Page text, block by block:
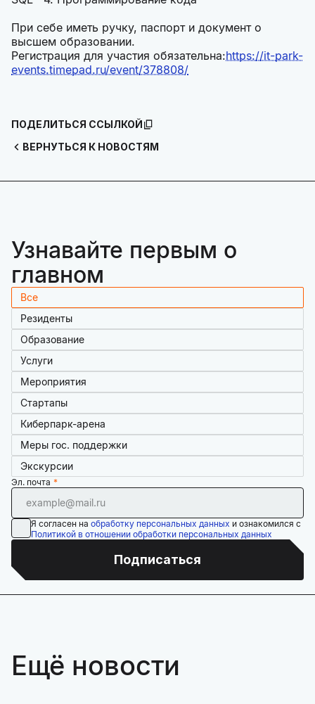
При себе иметь ручку, паспорт и документ о
высшем образовании.
Регистрация для участия обязательна:https://it-park-
events.timepad.ru/event/378808/
ВЕРНУТЬСЯ К НОВОСТЯМ
ПОДЕЛИТЬСЯ ССЫЛКОЙ
Узнавайте первым о
главном
Все
Резиденты
Образование
Услуги
Мероприятия
Стартапы
Киберпарк-арена
Меры гос. поддержки
Экскурсии
Эл. почта
Я согласен на обработку персональных данных и ознакомился с
Политикой в отношении обработки персональных данных
Подписаться
Ещё новости